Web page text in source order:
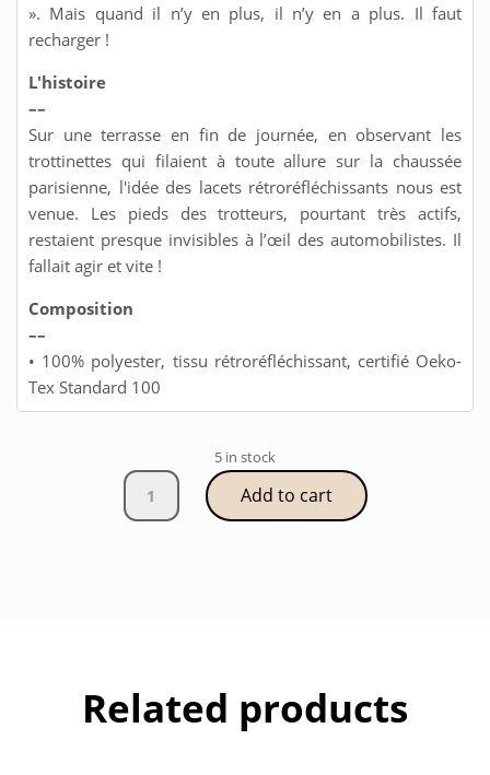
». Mais quand il n’y en plus, il n’y en a plus. Il faut
recharger !
L'histoire
––
Sur une terrasse en fin de journée, en observant les
trottinettes qui filaient à toute allure sur la chaussée
parisienne, l'idée des lacets rétroréfléchissants nous est
venue. Les pieds des trotteurs, pourtant très actifs,
restaient presque invisibles à l’œil des automobilistes. Il
fallait agir et vite !
Composition
––
• 100% polyester, tissu rétroréfléchissant, certifié Oeko-
Tex Standard 100
5 in stock
Lacets
réfléchissants
Add to cart
Related products